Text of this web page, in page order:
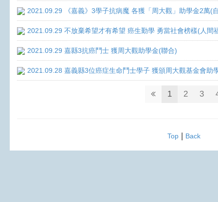
2021.09.29 《嘉義》3學子抗病魔 各獲「周大觀」助學金2萬(
2021.09.29 不放棄希望才有希望 癌生勤學 勇當社會榜樣(人間
2021.09.29 嘉縣3抗癌鬥士 獲周大觀助學金(聯合)
2021.09.28 嘉義縣3位癌症生命鬥士學子 獲頒周大觀基金會助
1 2 3
Top| Back